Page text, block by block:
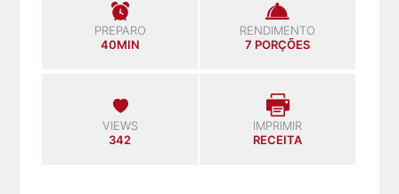
PREPARO
40MIN
RENDIMENTO
7 PORÇÕES
VIEWS
342
IMPRIMIR
RECEITA